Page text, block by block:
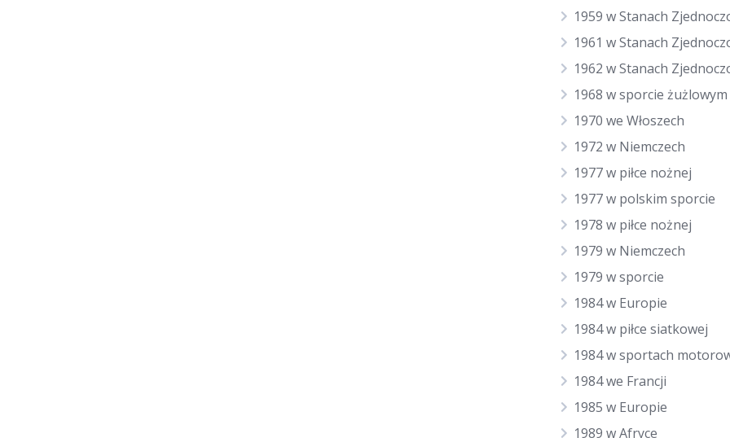
1959 w Stanach
1961 w Stanach
1962 w Stanach
1968 w sporcie żużlowym
1970 we Włoszech
1972 w Niemczech
1977 w piłce nożnej
1977 w polskim sporcie
1978 w piłce nożnej
1979 w Niemczech
1979 w sporcie
1984 w Europie
1984 w piłce siatkowej
1984 w sportach
1984 we Francji
1985 w Europie
1989 w Afryce